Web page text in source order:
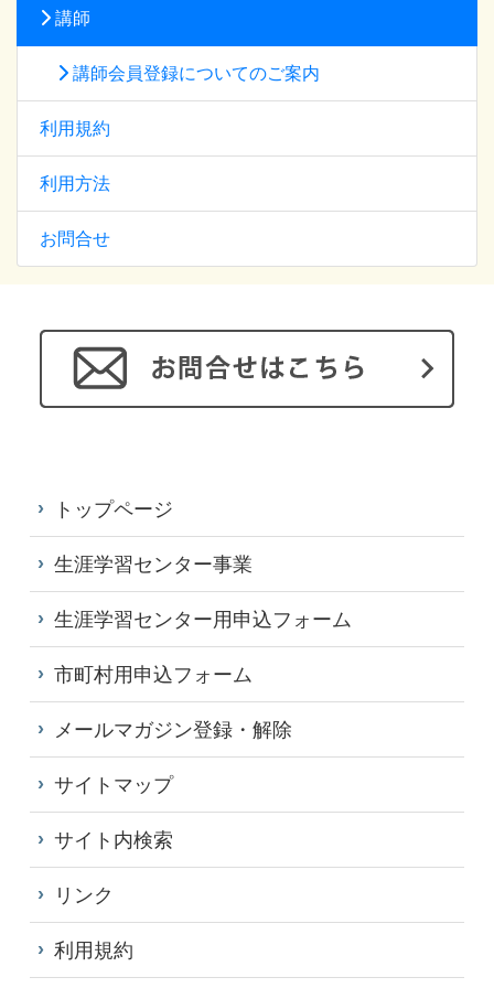
講師
講師会員登録についてのご案内
利用規約
利用方法
お問合せ
トップページ
生涯学習センター事業
生涯学習センター用申込フォーム
市町村用申込フォーム
メールマガジン登録・解除
サイトマップ
サイト内検索
リンク
利用規約